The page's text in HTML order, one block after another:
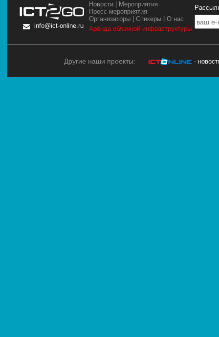
info@ict-online.ru
Новости
Мероприятия
Пресс-мероприятия
Организаторы |Спикеры |О нас
Аренда облачной инфраструктуры
Другие наши проекты: -